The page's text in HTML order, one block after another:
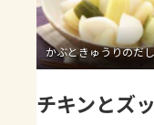
よくある
お買い物
AJINOMOTO
かぶときゅうりのだ
チキンとズ